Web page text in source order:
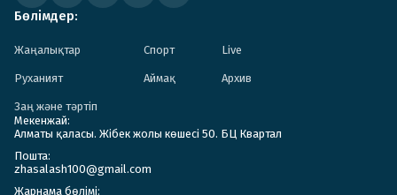
Бөлімдер:
Жаңалықтар Спорт Live
Руханият Аймақ Архив
Заң және тәртіп
Мекенжай:
Алматы қаласы. Жібек жолы көшесі 50. БЦ Квартал
Пошта:
zhasalash100@gmail.com
Жарнама бөлімі: